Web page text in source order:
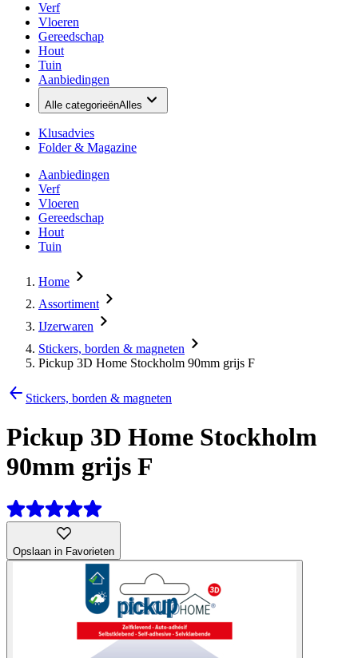
Verf
Vloeren
Gereedschap
Hout
Tuin
Aanbiedingen
Alle categorieënAlles
Klusadvies
Folder & Magazine
Aanbiedingen
Verf
Vloeren
Gereedschap
Hout
Tuin
Home
Assortiment
IJzerwaren
Stickers, borden & magneten
Pickup 3D Home Stockholm 90mm grijs F
Stickers, borden & magneten
Pickup 3D Home Stockholm
90mm grijs F
Opslaan in Favorieten